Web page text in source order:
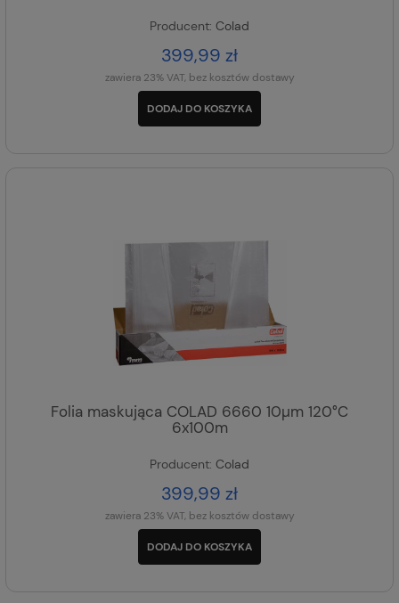
Producent: Colad
399,99 zł
zawiera 23% VAT, bez kosztów dostawy
DODAJ DO KOSZYKA
Folia maskująca COLAD 6660 10µm 120°C
6x100m
Producent: Colad
399,99 zł
zawiera 23% VAT, bez kosztów dostawy
DODAJ DO KOSZYKA